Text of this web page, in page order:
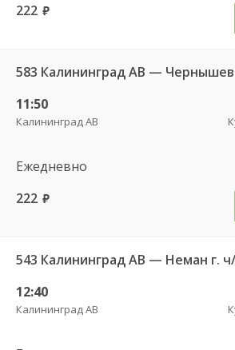
222 руб.
11:50
Калининград АВ
Ежедневно
222 руб.
12:40
Калининград АВ